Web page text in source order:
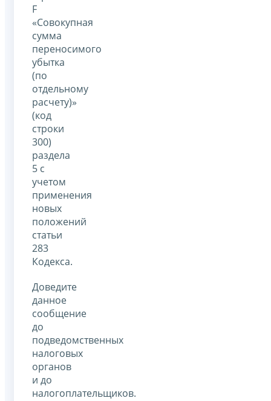
F
«Совокупная
сумма
переносимого
убытка
(по
отдельному
расчету)»
(код
строки
300)
раздела
5 с
учетом
применения
новых
положений
статьи
283
Кодекса.
Доведите
данное
сообщение
до
подведомственных
налоговых
органов
и до
налогоплательщиков.